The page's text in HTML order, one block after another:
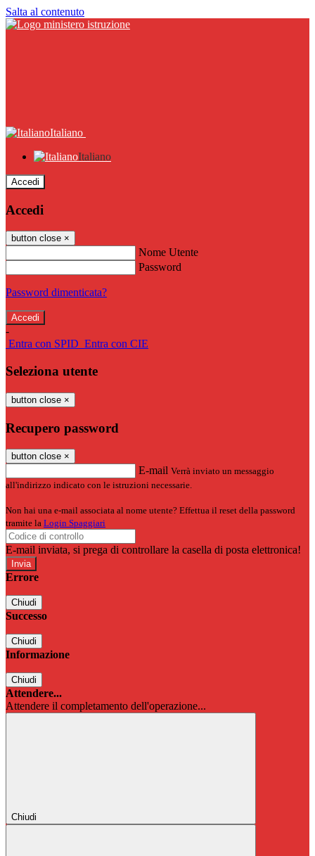
Salta al contenuto
Italiano
Italiano
Accedi
Accedi
button close ×
Nome Utente
Password
Password dimenticata?
-
Entra con SPID Entra con CIE
Seleziona utente
button close ×
Recupero password
button close ×
E-mail Verrà inviato un messaggio
all'indirizzo indicato con le istruzioni necessarie.
Non hai una e-mail associata al nome utente? Effettua il reset della password
tramite la Login Spaggiari
E-mail inviata, si prega di controllare la casella di posta elettronica!
Errore
Chiudi
Successo
Chiudi
Informazione
Chiudi
Attendere...
Attendere il completamento dell'operazione...
Chiudi